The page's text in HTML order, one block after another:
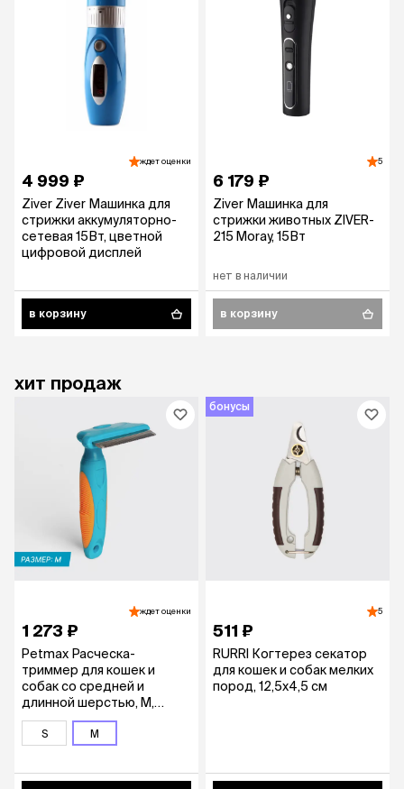
ждет оценки
4 999 ₽
Ziver Ziver Машинка для
стрижки аккумуляторно-
сетевая 15Вт, цветной
цифровой дисплей
в корзину
5
6 179 ₽
Ziver Машинка для
стрижки животных ZIVER-
215 Moray, 15Вт
нет в наличии
в корзину
хит продаж
ждет оценки
1 273 ₽
Petmax Расческа-
триммер для кошек и
собак со средней и
длинной шерстью, M,
15,5х8 см, синий
S M
бонусы
5
511 ₽
RURRI Когтерез секатор
для кошек и собак мелких
пород, 12,5х4,5 см